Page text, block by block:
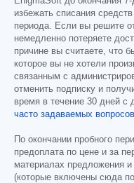
избежать списания
периода. Если вы решите
немедленно потеряете
причине вы считаете, что
которое вы не хотели
связанным с
отменить подписку и
время в течение 30 дней с
часто задаваемых вопросов
По окончании пробного
предоплата по цене и за
материалах предложения и
(которые включены сюда